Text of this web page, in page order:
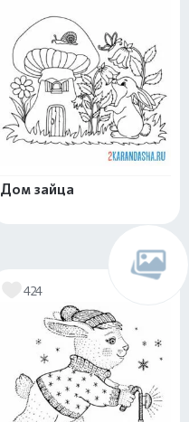
Дом зайца
424